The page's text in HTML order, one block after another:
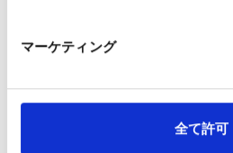
マーケティング
全て許可